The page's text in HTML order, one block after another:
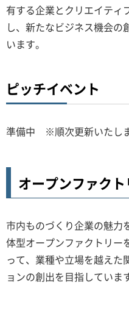
有する企業とクリエイティ
し、新たなビジネス機会の
います。
ピッチイベント
準備中 ※順次更新いたしま
オープンファクト
市内ものづくり企業の魅力
体型オープンファクトリー
って、業種や立場を越えた
ョンの創出を目指していま